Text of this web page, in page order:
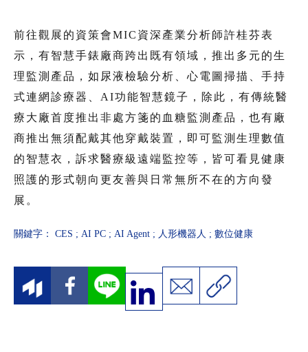
前往觀展的資策會MIC資深產業分析師許桂芬表
示，有智慧手錶廠商跨出既有領域，推出多元的生
理監測產品，如尿液檢驗分析、心電圖掃描、手持
式連網診療器、AI功能智慧鏡子，除此，有傳統醫
療大廠首度推出非處方箋的血糖監測產品，也有廠
商推出無須配戴其他穿戴裝置，即可監測生理數值
的智慧衣，訴求醫療級遠端監控等，皆可看見健康
照護的形式朝向更友善與日常無所不在的方向發
展。
關鍵字： CES ; AI PC ; AI Agent ; 人形機器人 ; 數位健康